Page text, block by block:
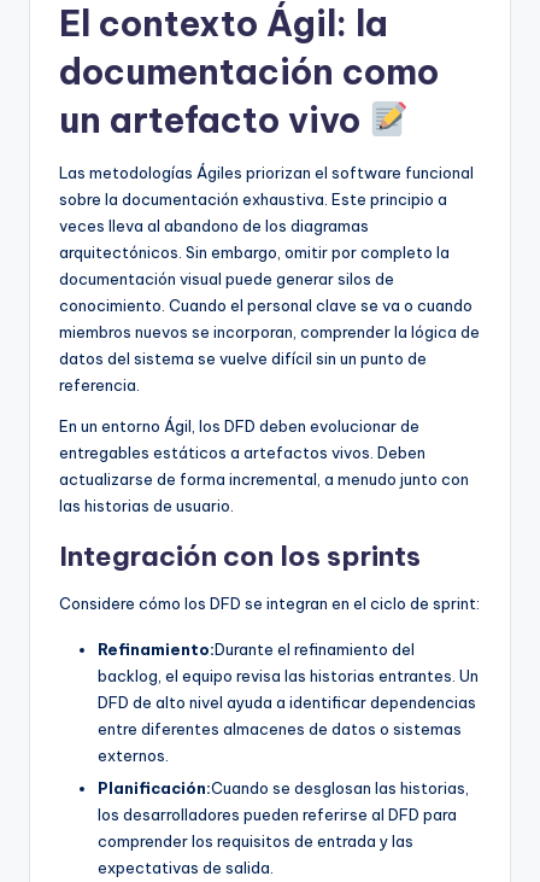
El contexto Ágil: la
documentación como
un artefacto vivo
Las metodologías Ágiles priorizan el software funcional
sobre la documentación exhaustiva. Este principio a
veces lleva al abandono de los diagramas
arquitectónicos. Sin embargo, omitir por completo la
documentación visual puede generar silos de
conocimiento. Cuando el personal clave se va o cuando
miembros nuevos se incorporan, comprender la lógica de
datos del sistema se vuelve difícil sin un punto de
referencia.
En un entorno Ágil, los DFD deben evolucionar de
entregables estáticos a artefactos vivos. Deben
actualizarse de forma incremental, a menudo junto con
las historias de usuario.
Integración con los sprints
Considere cómo los DFD se integran en el ciclo de sprint:
Refinamiento:Durante el refinamiento del
backlog, el equipo revisa las historias entrantes. Un
DFD de alto nivel ayuda a identificar dependencias
entre diferentes almacenes de datos o sistemas
externos.
Planificación:Cuando se desglosan las historias,
los desarrolladores pueden referirse al DFD para
comprender los requisitos de entrada y las
expectativas de salida.